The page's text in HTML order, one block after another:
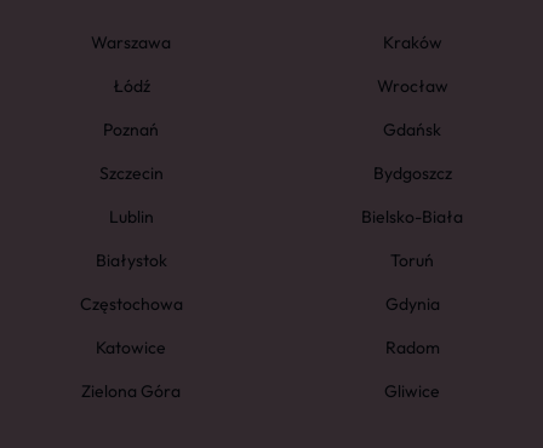
Warszawa
Kraków
Łódź
Wrocław
Poznań
Gdańsk
Szczecin
Bydgoszcz
Lublin
Bielsko-Biała
Białystok
Toruń
Częstochowa
Gdynia
Katowice
Radom
Zielona Góra
Gliwice